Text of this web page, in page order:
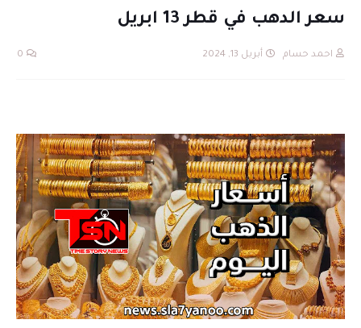
سعر الدهب في قطر 13 ابريل
احمد حسام أبريل 13, 2024 0